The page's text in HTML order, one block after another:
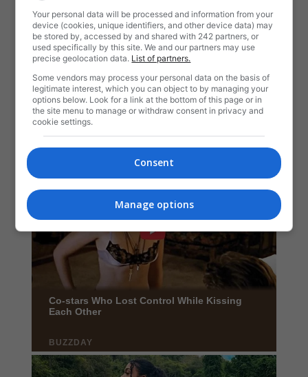
Your personal data will be processed and information from your
device (cookies, unique identifiers, and other device data) may
be stored by, accessed by and shared with 242 partners, or
used specifically by this site. We and our partners may use
precise geolocation data. List of partners.
Some vendors may process your personal data on the basis of
legitimate interest, which you can object to by managing your
options below. Look for a link at the bottom of this page or in
the site menu to manage or withdraw consent in privacy and
cookie settings.
Consent
Manage options